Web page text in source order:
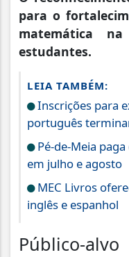
para o
matemática
estudantes.
LEIA TAMBÉM:
Inscrições para
português
Pé-de-Meia
em julho e agosto
MEC Livros
inglês e espanhol
Público-alvo